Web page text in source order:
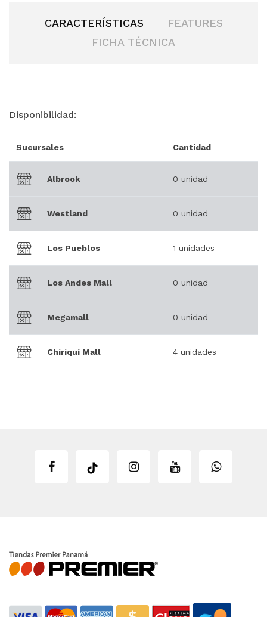
CARACTERÍSTICAS
FEATURES
FICHA TÉCNICA
Disponibilidad:
Sucursales Cantidad
Albrook 0 unidad
Westland 0 unidad
Los Pueblos 1 unidades
Los Andes Mall 0 unidad
Megamall 0 unidad
Chiriquí Mall 4 unidades